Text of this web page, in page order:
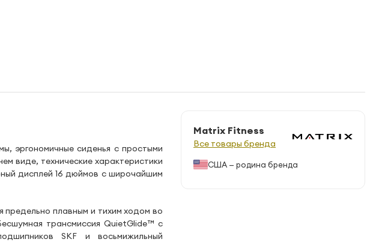
эргономичные сиденья с простыми
виде, технические характеристики
дисплей 16 дюймов с широчайшим
плавным и тихим ходом во
трансмиссия QuietGlide™ с
SKF и восьмижильный
Matrix Fitness
Все товары бренда
США — родина бренда